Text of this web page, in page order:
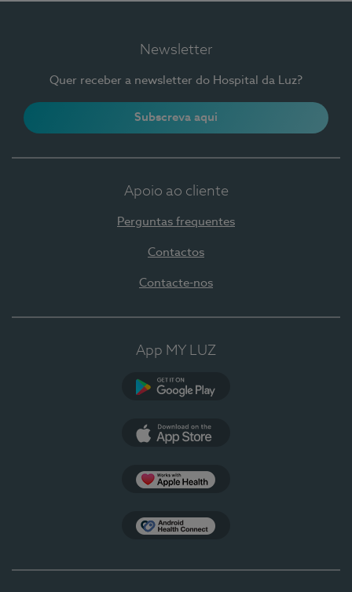
Newsletter
Quer receber a newsletter do Hospital da Luz?
Subscreva aqui
Apoio ao cliente
Perguntas frequentes
Contactos
Contacte-nos
App MY LUZ